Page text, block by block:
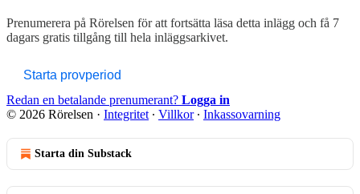
Prenumerera på Rörelsen för att fortsätta läsa detta inlägg och få 7
dagars gratis tillgång till hela inläggsarkivet.
Starta provperiod
Redan en betalande prenumerant? Logga in
© 2026 Rörelsen · Integritet ∙ Villkor∙ Inkassovarning
Starta din Substack